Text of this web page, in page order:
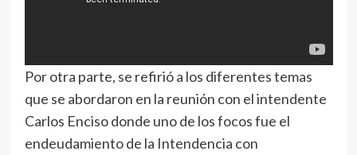
Por otra parte, se refirió a los diferentes temas
que se abordaron en la reunión con el intendente
Carlos Enciso donde uno de los focos fue el
endeudamiento de la Intendencia con